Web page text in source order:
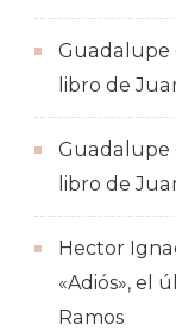
Guadalupe
libro de
Guadalupe
libro de
Hector
«Adiós», el
Ramos